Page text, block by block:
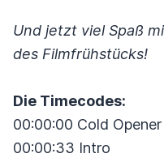
Und jetzt viel Spaß
des Filmfrühstücks!
Die Timecodes:
00:00:00 Cold Opener
00:00:33 Intro